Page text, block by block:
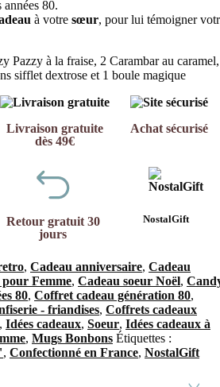
80.
à votre sœur, pour lui témoigner
Pazzy à la fraise, 2 Carambar au caramel,
sifflet dextrose et 1 boule magique
Livraison gratuite
dès 49€
Achat sécurisé
Retour gratuit 30
jours
NostalGift
, Cadeau anniversaire, Cadeau
Femme, Cadeau soeur Noël,
80, Coffret cadeau génération 80,
- friandises, Coffrets cadeaux
, Idées cadeaux, Soeur, Idées cadeaux à
, Mugs Bonbons Étiquettes :
, Confectionné en France, NostalGift